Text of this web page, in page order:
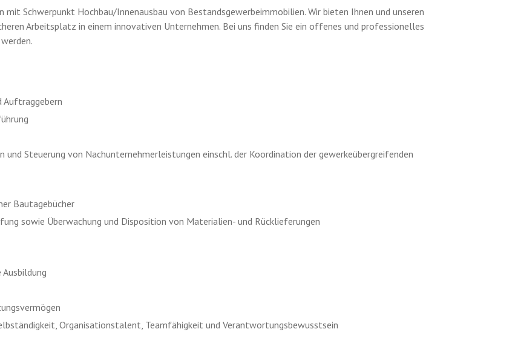
Schwerpunkt Hochbau/Innenausbau von Bestandsgewerbeimmobilien. Wir bieten Ihnen und unseren
Arbeitsplatz in einem innovativen Unternehmen. Bei uns finden Sie ein offenes und professionelles
Auftraggebern
Steuerung von Nachunternehmerleistungen einschl. der Koordination der gewerkeübergreifenden
Bautagebücher
sowie Überwachung und Disposition von Materialien- und Rücklieferungen
Organisationstalent, Teamfähigkeit und Verantwortungsbewusstsein